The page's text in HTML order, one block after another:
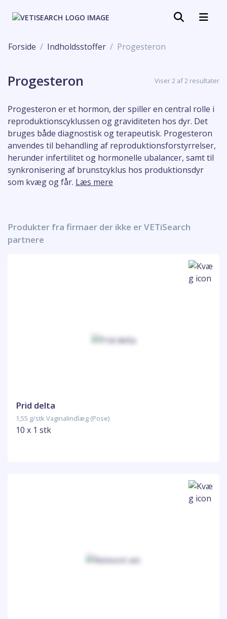
Forside Indholdsstoffer Progesteron
Progesteron Viser 2 af 2 resultater
Progesteron er et hormon, der spiller en central rolle i
reproduktionscyklussen og graviditeten hos dyr. Det
bruges både diagnostisk og terapeutisk. Progesteron
anvendes til behandling af reproduktionsforstyrrelser,
herunder infertilitet og hormonelle ubalancer, samt til
synkronisering af brunstcyklus hos produktionsdyr
som kvæg og får. Læs mere
Produkter fra firmaer der ikke er VETiSearch
partnere
Prid delta
1,55 g/stk Vaginalindlæg (Pose)
10 x 1 stk